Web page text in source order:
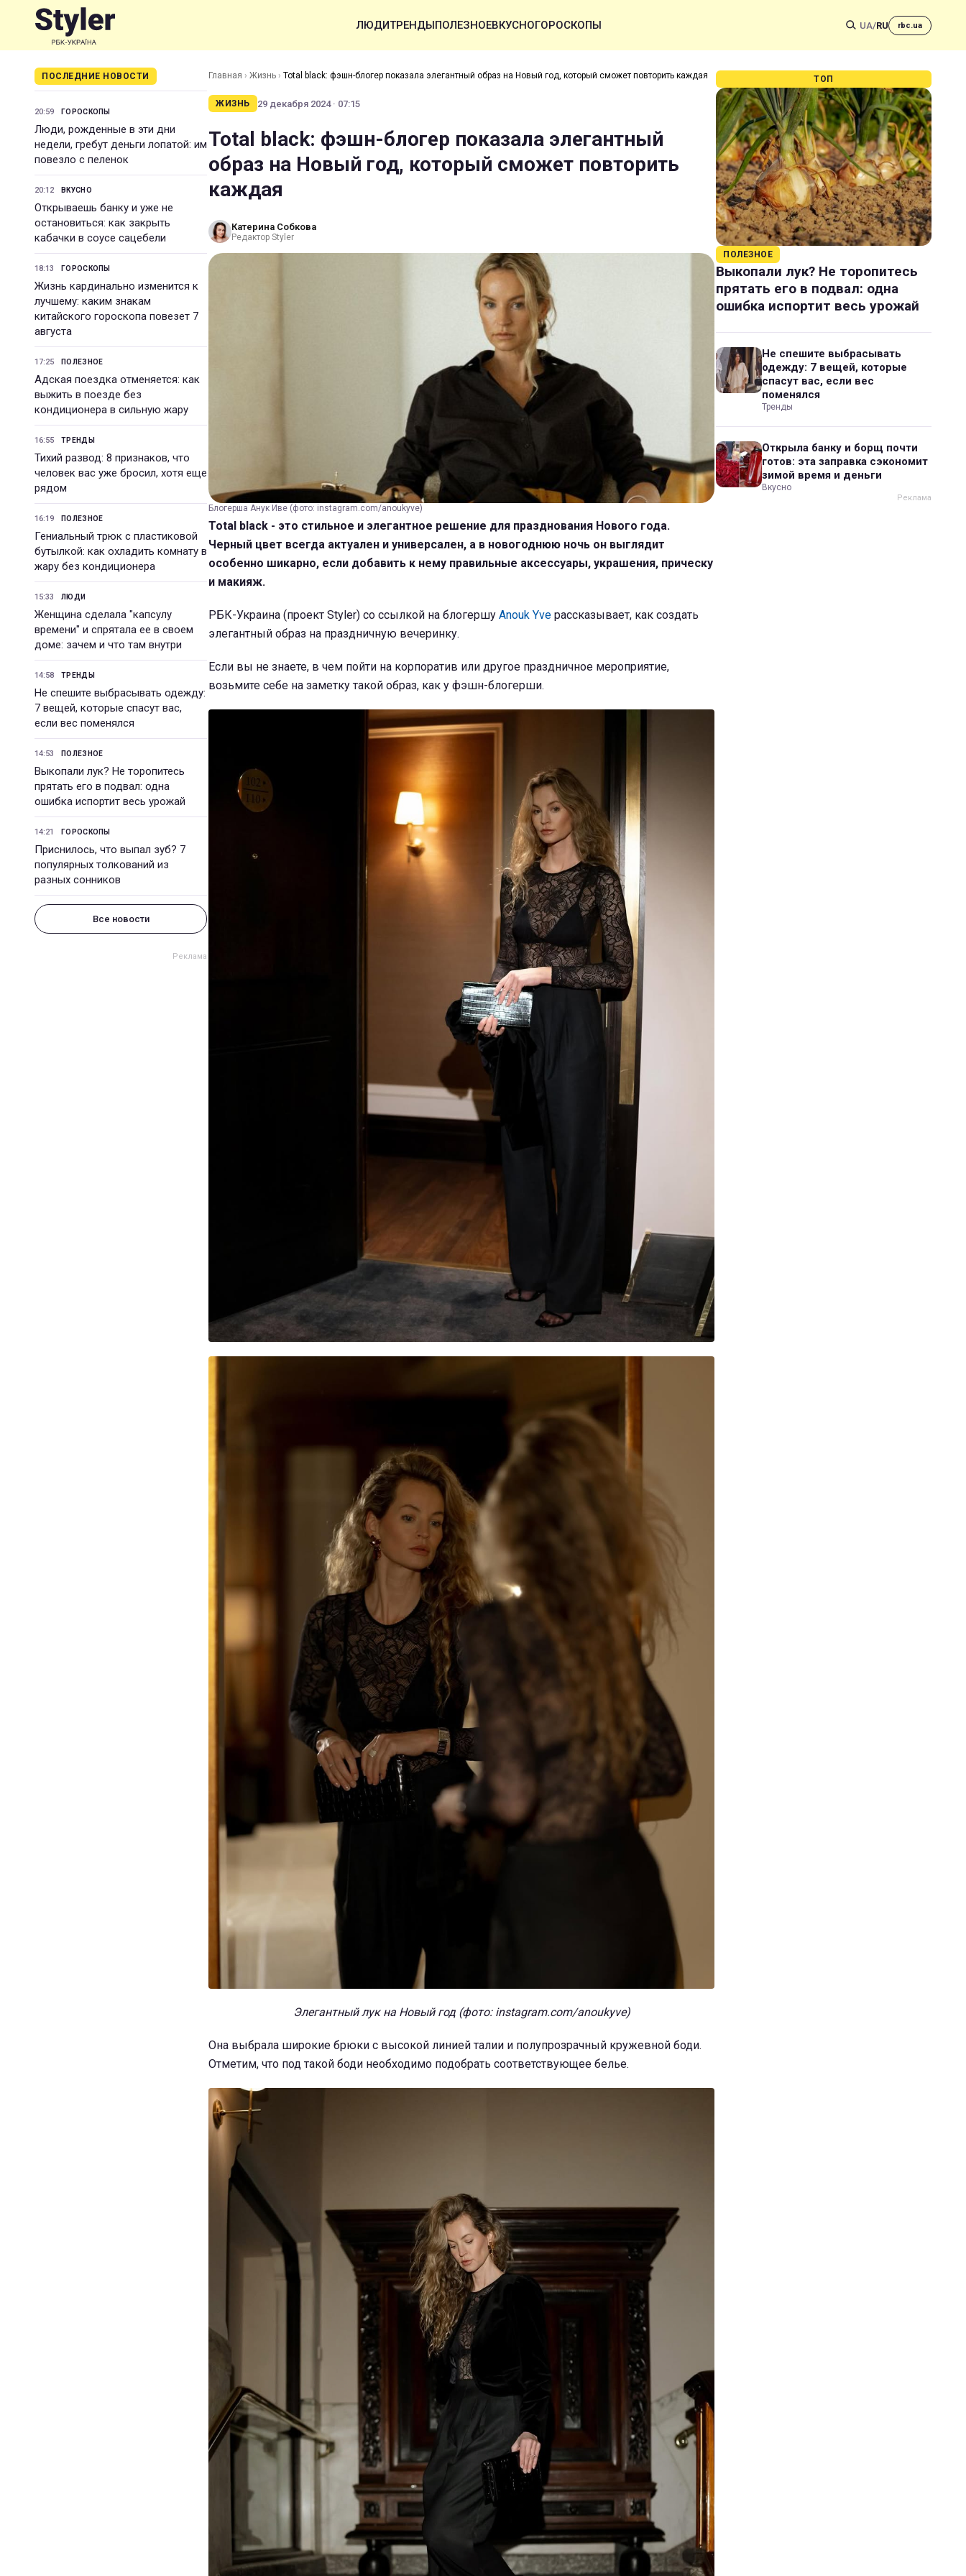
ЛЮДИТРЕНДЫПОЛЕЗНОЕВКУСНОГОРОСКОПЫ UA/RU rbc.ua
ПОСЛЕДНИЕ НОВОСТИ
20:59 ГОРОСКОПЫ
Люди, рожденные в эти дни
недели, гребут деньги лопатой: им
повезло с пеленок
20:12 ВКУСНО
Открываешь банку и уже не
остановиться: как закрыть
кабачки в соусе сацебели
18:13 ГОРОСКОПЫ
Жизнь кардинально изменится к
лучшему: каким знакам
китайского гороскопа повезет 7
августа
17:25 ПОЛЕЗНОЕ
Адская поездка отменяется: как
выжить в поезде без
кондиционера в сильную жару
16:55 ТРЕНДЫ
Тихий развод: 8 признаков, что
человек вас уже бросил, хотя еще
рядом
16:19 ПОЛЕЗНОЕ
Гениальный трюк с пластиковой
бутылкой: как охладить комнату в
жару без кондиционера
15:33 ЛЮДИ
Женщина сделала "капсулу
времени" и спрятала ее в своем
доме: зачем и что там внутри
14:58 ТРЕНДЫ
Не спешите выбрасывать одежду:
7 вещей, которые спасут вас,
если вес поменялся
14:53 ПОЛЕЗНОЕ
Выкопали лук? Не торопитесь
прятать его в подвал: одна
ошибка испортит весь урожай
14:21 ГОРОСКОПЫ
Приснилось, что выпал зуб? 7
популярных толкований из
разных сонников
Все новости
Главная › Жизнь › Total black: фэшн-блогер показала элегантный образ на Новый год, который сможет повторить каждая
ЖИЗНЬ 29 декабря 2024 · 07:15
Total black: фэшн-блогер показала элегантный
образ на Новый год, который сможет повторить
каждая
Катерина Собкова
Редактор Styler
Блогерша Анук Иве (фото: instagram.com/anoukyve)
Total black - это стильное и элегантное решение для празднования Нового года.
Черный цвет всегда актуален и универсален, а в новогоднюю ночь он выглядит
особенно шикарно, если добавить к нему правильные аксессуары, украшения, прическу
и макияж.
РБК-Украина (проект Styler) со ссылкой на блогершу Anouk Yve рассказывает, как создать
элегантный образ на праздничную вечеринку.
Если вы не знаете, в чем пойти на корпоратив или другое праздничное мероприятие,
возьмите себе на заметку такой образ, как у фэшн-блогерши.
Элегантный лук на Новый год (фото: instagram.com/anoukyve)
Она выбрала широкие брюки с высокой линией талии и полупрозрачный кружевной боди.
Отметим, что под такой боди необходимо подобрать соответствующее белье.
ТОП
ПОЛЕЗНОЕ
Выкопали лук? Не торопитесь
прятать его в подвал: одна
ошибка испортит весь урожай
Не спешите выбрасывать
одежду: 7 вещей, которые
спасут вас, если вес
поменялся
Тренды
Открыла банку и борщ почти
готов: эта заправка сэкономит
зимой время и деньги
Вкусно